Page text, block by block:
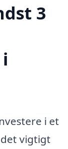
3
i et
vigtigt